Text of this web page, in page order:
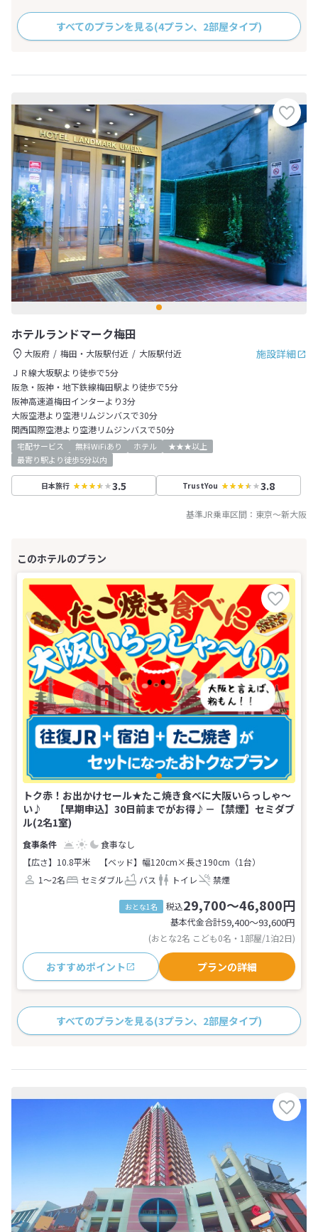
すべてのプランを見る(4プラン、2部屋タイプ)
ホテルランドマーク梅田
施設詳細
大阪府 梅田・大阪駅付近
大阪駅付近
ＪＲ線大坂駅より徒歩で5分
阪急・阪神・地下鉄線梅田駅より徒歩で5分
阪神高速道梅田インターより3分
大阪空港より空港リムジンバスで30分
関西国際空港より空港リムジンバスで50分
宅配サービス 無料WiFiあり ホテル
★★★以上
最寄り駅より徒歩5分以内
日本旅行 3.5 TrustYou 3.8
基準JR乗車区間： 東京～新大阪
トク赤！お出かけセール★たこ焼き食べに大阪いらっしゃ～
い♪ 【早期申込】30日前までがお得♪－【禁煙】セミダブ
ル(2名1室)
食事なし
【広さ】10.8平米
【ベッド】幅120cm×長さ190cm（1台）
1～2名
セミダブル バス トイレ 禁煙
おとな1名 税込29,700～46,800円
基本代金合計59,400〜93,600円
(おとな2名 こども0名・1部屋/1泊2日)
おすすめポイント プランの詳細
すべてのプランを見る(3プラン、2部屋タイプ)